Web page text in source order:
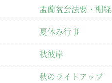
盂蘭盆会法要・棚経
夏休み行事
秋彼岸
秋のライトアップ